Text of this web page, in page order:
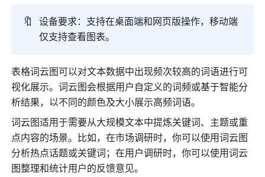
🔖 设备要求：支持在桌面端和网页版操作，移动端
仅支持查看图表。
表格词云图可以对文本数据中出现频次较高的词语进行可
视化展示。词云图会根据用户自定义的词频或基于智能分
析结果，以不同的颜色及大小展示高频词语。
词云图适用于需要从大规模文本中提炼关键词、主题或重
点内容的场景。比如，在市场调研时，你可以使用词云图
分析热点话题或关键词；在用户调研时，你可以使用词云
图整理和统计用户的反馈意见。